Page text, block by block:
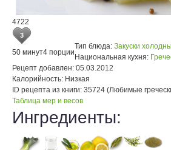
4722
3
50 минут4 порции
Тип блюда: Закуски
Национальная кухня:
Рецепт добавлен: 05.03.2012
Калорийность: Низкая
ID рецепта из книги: 35724 (Любимые
Таблица мер и весов
Ингредиенты: